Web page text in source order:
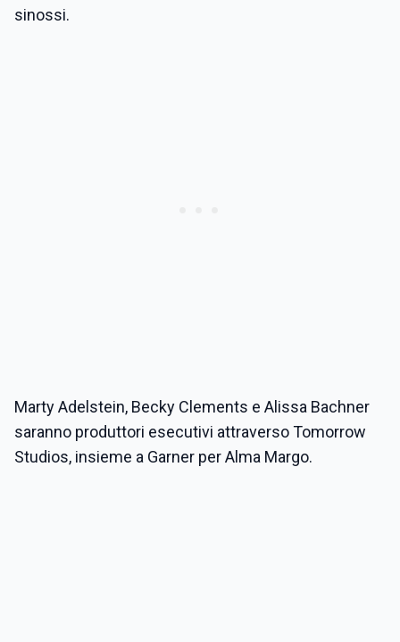
sinossi.
Marty Adelstein, Becky Clements e Alissa Bachner
saranno produttori esecutivi attraverso Tomorrow
Studios, insieme a Garner per Alma Margo.